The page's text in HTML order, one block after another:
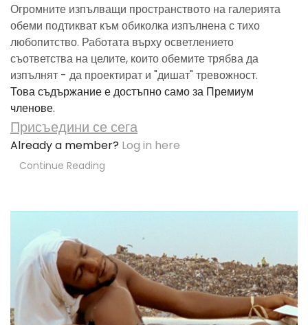
Огромните изпълващи пространството на галерията
обеми подтикват към обиколка изпълнена с тихо
любопитство. Работата върху осветлението
съответства на целите, които обемите трябва да
изпълнят - да проектират и "дишат" тревожност.
Това съдържание е достъпно само за Премиум
членове.
Присъедини се сега
Already a member? Log in here
Continue Reading